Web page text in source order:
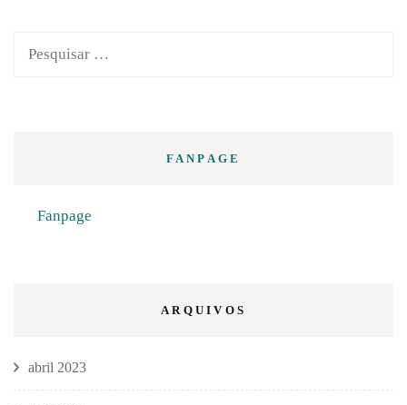
Pesquisar
FANPAGE
Fanpage
ARQUIVOS
abril 2023